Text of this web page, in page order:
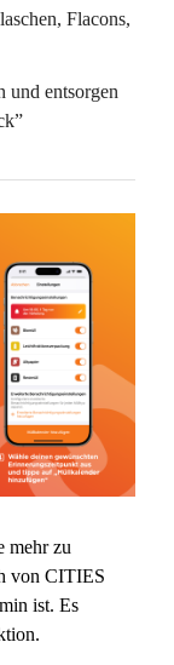
Flacons,
und entsorgen
mehr zu
von CITIES
ist. Es